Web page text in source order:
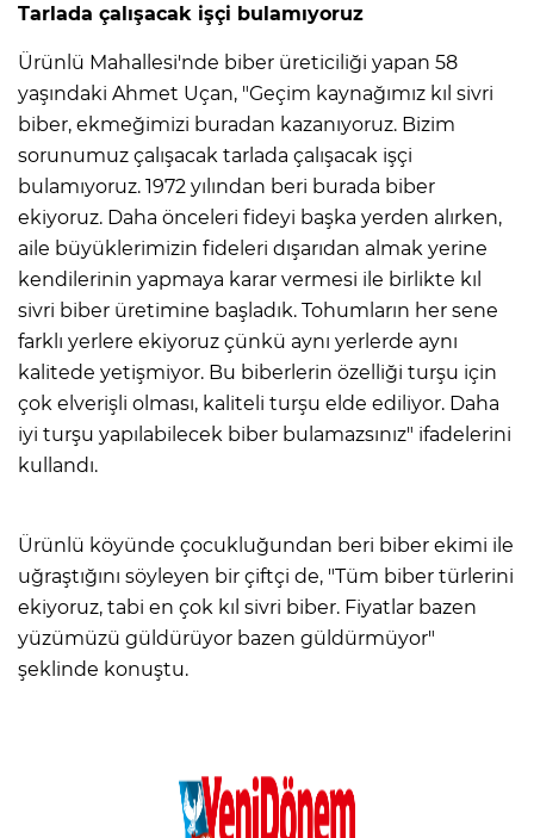
Tarlada çalışacak işçi bulamıyoruz
Ürünlü Mahallesi'nde biber üreticiliği yapan 58
yaşındaki Ahmet Uçan, "Geçim kaynağımız kıl sivri
biber, ekmeğimizi buradan kazanıyoruz. Bizim
sorunumuz çalışacak tarlada çalışacak işçi
bulamıyoruz. 1972 yılından beri burada biber
ekiyoruz. Daha önceleri fideyi başka yerden alırken,
aile büyüklerimizin fideleri dışarıdan almak yerine
kendilerinin yapmaya karar vermesi ile birlikte kıl
sivri biber üretimine başladık. Tohumların her sene
farklı yerlere ekiyoruz çünkü aynı yerlerde aynı
kalitede yetişmiyor. Bu biberlerin özelliği turşu için
çok elverişli olması, kaliteli turşu elde ediliyor. Daha
iyi turşu yapılabilecek biber bulamazsınız" ifadelerini
kullandı.
Ürünlü köyünde çocukluğundan beri biber ekimi ile
uğraştığını söyleyen bir çiftçi de, "Tüm biber türlerini
ekiyoruz, tabi en çok kıl sivri biber. Fiyatlar bazen
yüzümüzü güldürüyor bazen güldürmüyor"
şeklinde konuştu.